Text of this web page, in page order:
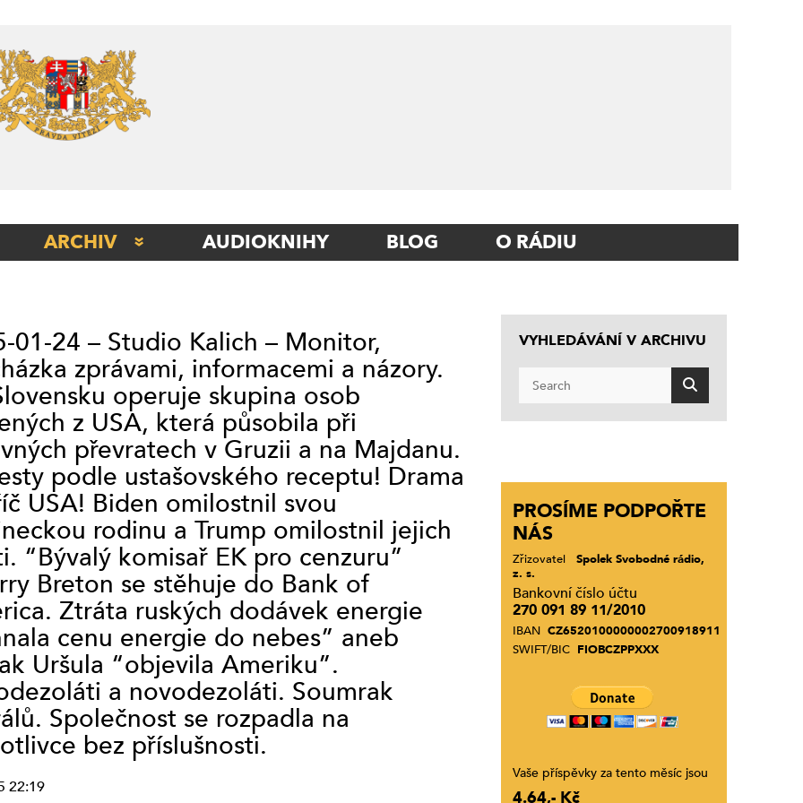
ARCHIV
STUDIO ITÁLIE
STUDIO KLADNO
STUDIO VYŠEHRAD
STUDIO KALICH
OSTATNÍ
STUDIO LÍPA PRAHA
(VYSÍLÁNÍ
UKONČENO)
SERVISNÍ STUDIO
(VYSÍLÁNÍ
UKONČENO)
TAPIN RADIO
(VYSÍLÁNÍ
UKONČENO)
SERVISNÍ STUDIO
AUDIOKNIHY BLOG O RÁDIU
01-24 – Studio Kalich – Monitor,
zprávami, informacemi a názory.
operuje skupina osob
z USA, která působila při
převratech v Gruzii a na Majdanu.
podle ustašovského receptu! Drama
USA! Biden omilostnil svou
rodinu a Trump omilostnil jejich
“Bývalý komisař EK pro cenzuru”
Breton se stěhuje do Bank of
Ztráta ruských dodávek energie
cenu energie do nebes” aneb
Uršula “objevila Ameriku”.
a novodezoláti. Soumrak
Společnost se rozpadla na
bez příslušnosti.
22:19
VYHLEDÁVÁNÍ V ARCHIVU
PROSÍME PODPOŘTE
NÁS
Zřizovatel
Spolek Svobodné rádio,
z. s.
Bankovní číslo účtu
270 091 89 11/2010
IBAN CZ6520100000002700918911
SWIFT/BIC FIOBCZPPXXX
Vaše příspěvky za tento měsíc jsou
4.64,- Kč